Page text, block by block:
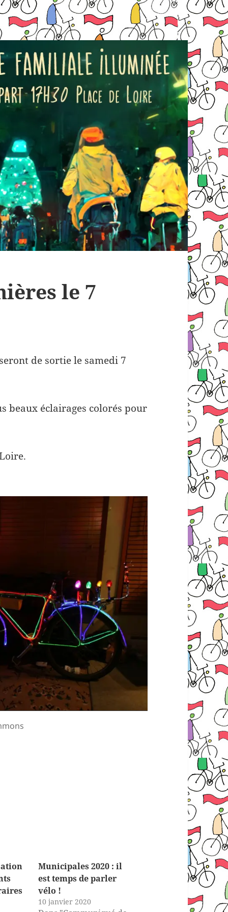
le 7
de sortie le samedi 7
beaux éclairages colorés pour
Municipales 2020 : il
est temps de parler
vélo !
10 janvier 2020